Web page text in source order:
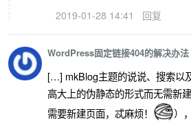
2019-01-28 14:41 回复
WordPress固定链接404的解决办
[…] mkBlog主题的说说、搜索以
高大上的伪静态的形式而无需新
需要新建页面，忒麻烦！
）